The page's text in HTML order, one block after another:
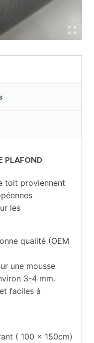
PLAFOND
toit proviennent
les
qualité (OEM
une mousse
3-4 mm.
faciles à
( 100 x 150cm)